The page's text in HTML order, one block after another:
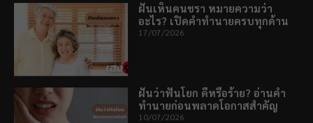
ฝันเห็นคนชรา หมายความว่า
อะไร? เปิดคำทำนายครบทุกด้าน
17/07/2026
ฝันว่าฟันโยก ดีหรือร้าย? อ่านคำ
ทำนายก่อนพลาดโอกาสสำคัญ
10/07/2026